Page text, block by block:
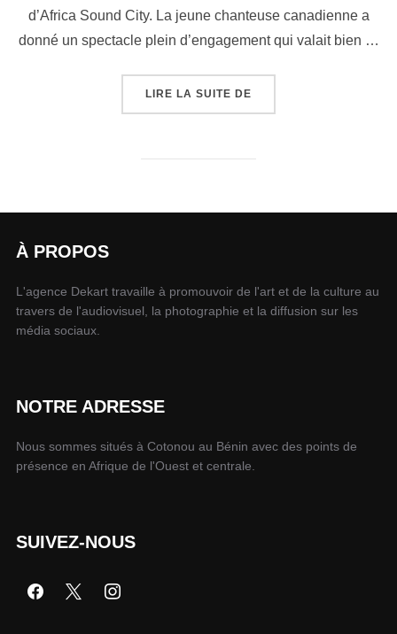
d’Africa Sound City. La jeune chanteuse canadienne a
donné un spectacle plein d’engagement qui valait bien …
LIRE LA SUITE DE
À PROPOS
L'agence Dekart travaille à promouvoir de l'art et de la culture au
travers de l'audiovisuel, la photographie et la diffusion sur les
média sociaux.
NOTRE ADRESSE
Nous sommes situés à Cotonou au Bénin avec des points de
présence en Afrique de l'Ouest et centrale.
SUIVEZ-NOUS